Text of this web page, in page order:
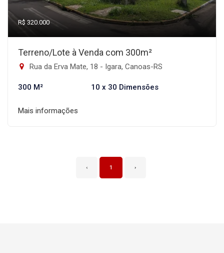
R$ 320.000
Terreno/Lote à Venda com 300m²
Rua da Erva Mate, 18 - Igara, Canoas-RS
300 M² 10 x 30 Dimensões
Mais informações
‹ 1 ›